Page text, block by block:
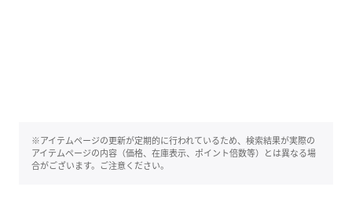
※アイテムページの更新が定期的に行われているため、検索結果が実際の
アイテムページの内容（価格、在庫表示、ポイント倍数等）とは異なる場
合がございます。ご注意ください。